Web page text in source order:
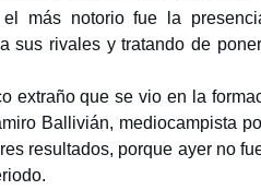
el más notorio fue la
sus rivales y tratando de
extraño que se vio en la
Ballivián, mediocampista
resultados, porque ayer no